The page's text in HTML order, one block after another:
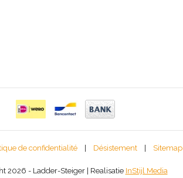
de confidentialité Désistement Sitemap
2026 - Ladder-Steiger | Realisatie InStijl Media